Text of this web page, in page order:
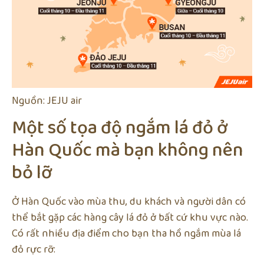
Nguồn: JEJU air
Một số tọa độ ngắm lá đỏ ở
Hàn Quốc mà bạn không nên
bỏ lỡ
Ở Hàn Quốc vào mùa thu, du khách và người dân có
thể bắt gặp các hàng cây lá đỏ ở bất cứ khu vực nào.
Có rất nhiều địa điểm cho bạn tha hồ ngắm mùa lá
đỏ rực rỡ: